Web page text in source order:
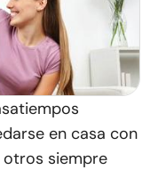
en casa con
otros siempre